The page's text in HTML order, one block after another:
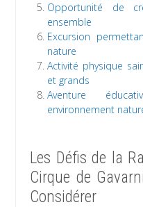
Opportunité de
ensemble
Excursion
nature
Activité physique
et grands
Aventure
environnement
Les Défis de la
Cirque de
Considérer